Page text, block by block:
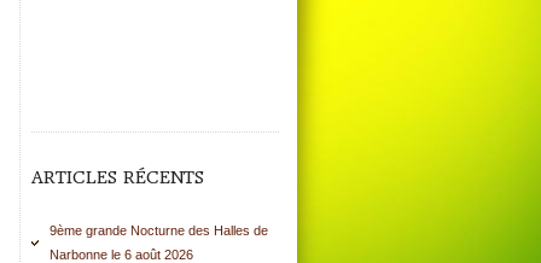
ARTICLES RÉCENTS
9ème grande Nocturne des Halles de
Narbonne le 6 août 2026